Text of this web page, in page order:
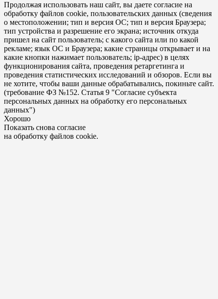
Продолжая использовать наш сайт, вы даете согласие на
обработку файлов cookie, пользовательских данных (сведения
о местоположении; тип и версия ОС; тип и версия Браузера;
тип устройства и разрешение его экрана; источник откуда
пришел на сайт пользователь; с какого сайта или по какой
рекламе; язык ОС и Браузера; какие страницы открывает и на
какие кнопки нажимает пользователь; ip-адрес) в целях
функционирования сайта, проведения ретаргетинга и
проведения статистических исследований и обзоров. Если вы
не хотите, чтобы ваши данные обрабатывались, покиньте сайт.
(требование ФЗ №152. Статья 9 "Согласие субъекта
персональных данных на обработку его персональных
данных")
Хорошо
Показать снова согласие
на обработку файлов cookie.